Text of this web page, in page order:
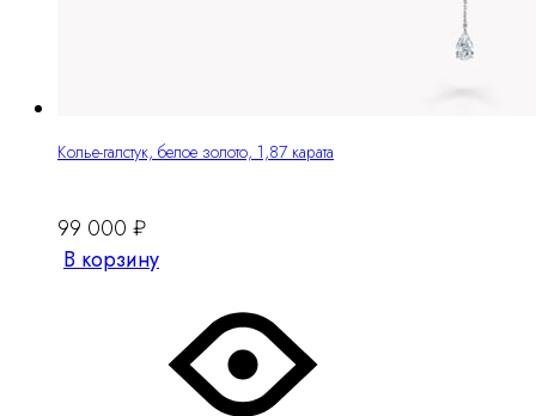
Колье-галстук, белое золото, 1,87 карата
99 000 ₽
В корзину